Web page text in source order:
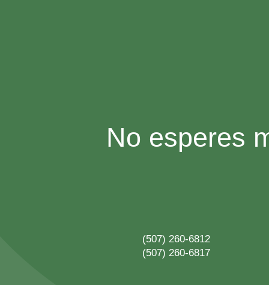
No esperes
(507) 260-6812
(507) 260-6817